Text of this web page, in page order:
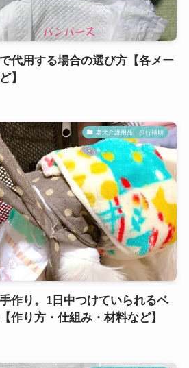
代用する場合の選び方【各メー
】
老犬介護用品・歩行補助
作り。1日中つけていられるベ
作り方・仕組み・材料など】